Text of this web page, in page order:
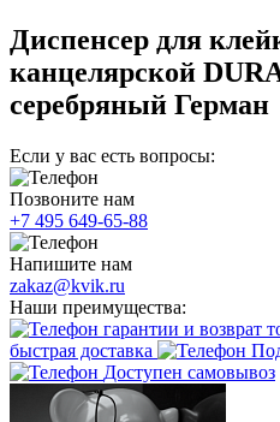
Диспенсер для
канцелярской
серебряный Герман
Если у вас есть вопросы:
Позвоните нам
+7 495 649-65-88
Напишите нам
zakaz@kvik.ru
Наши преимущества:
гарантии и возврат
быстрая доставка
Доступен самовывоз